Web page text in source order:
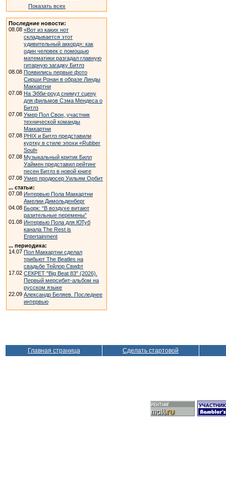
Показать всех
Последние новости:
08.08 «Вот из каких нот
складывается этот
удивительный аккорд»: как
один человек с помощью
математики разгадал главную
гитарную загадку Битлз
08.08 Появились первые фото
Сирши Ронан в образе Линды
Маккартни
07.08 На Эбби-роуд снимут сцену
для фильмов Сэма Мендеса о
Битлз
07.08 Умер Пол Свон, участник
технической команды
Маккартни
07.08 PHIX и Битлз представили
куртку в стиле эпохи «Rubber
Soul»
07.08 Музыкальный критик Билл
Уаймен представил рейтинг
песен Битлз в новой книге
07.08 Умер продюсер Уильям Орбит
... статьи:
07.08 Интервью Пола Маккартни
Амелии Димольденберг
04.08 Бьорк: “В воздухе витают
разительные перемены”
01.08 Интервью Пола для ЮТуб
канала The Rest is
Entertainment
... периодика:
14.07 Пол Маккартни сделал
трибьют The Beatles на
свадьбе Тейлор Свифт
17.02 СЕКРЕТ "Big Beat 83" (2026).
Первый мерсибит-альбом на
русском языке
22.09 Александр Беляев. Последнее
интервью
Главная страница Сделать стартовой